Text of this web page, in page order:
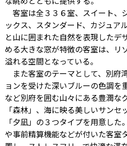
客室は全３３６室、スイート、
ックス、スタンダード、カジュア
と山に囲まれた自然を表現したデ
める大きな窓が特徴の客室は、リ
溢れる空間となっている。
また客室のテーマとして、別府
ョンを受けた深いブルーの色調を
など別府を囲む山々にある豊潤な
「森林」、海に映る美しいサン
「夕凪」の３つタイプを用意し
や事前精算機能などが付いた客室